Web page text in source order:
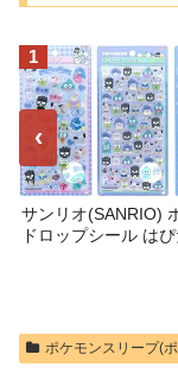
‹
1
サンリオ(SANRIO)
ドロップシール は
ポケモンスリープ(